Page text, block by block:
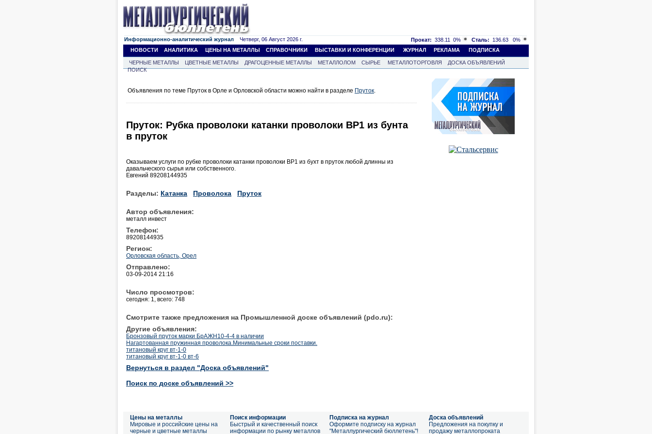
Информационно-аналитический журнал Четверг, 06 Август 2026 г. Прокат: 338.11 0% Сталь: 136.63
0%
НОВОСТИ
АНАЛИТИКА ЦЕНЫ НА МЕТАЛЛЫ СПРАВОЧНИКИ ВЫСТАВКИ И КОНФЕРЕНЦИИ ЖУРНАЛ РЕКЛАМА ПОДПИСКА
ЧЕРНЫЕ МЕТАЛЛЫ ЦВЕТНЫЕ МЕТАЛЛЫ ДРАГОЦЕННЫЕ МЕТАЛЛЫ МЕТАЛЛОЛОМ СЫРЬЕ МЕТАЛЛОТОРГОВЛЯ
ДОСКА ОБЪЯВЛЕНИЙ
ПОИСК
Объявления по теме Пруток в Орле и Орловской области можно найти в разделе Пруток.
Пруток: Рубка проволоки катанки проволоки ВР1 из бунта
в пруток
Оказываем услуги по рубке проволоки катанки проволоки ВР1 из бухт в пруток любой длинны из
давальческого сырья или собственного.
Евгений 89208144935
Разделы: Катанка Проволока Пруток
Автор объявления:
металл инвест
Телефон:
89208144935
Регион:
Орловская область, Орел
Отправлено:
03-09-2014 21:16
Число просмотров:
сегодня: 1, всего: 748
Смотрите также предложения на Промышленной доске объявлений (pdo.ru):
Другие объявления:
Бронзовый пруток марки БрАЖН10-4-4 в наличии
Нагартованная пружинная проволока.Минимальные сроки поставки.
титановый круг вт-1-0
титановый круг вт-1-0 вт-6
Вернуться в раздел "Доска объявлений"
Поиск по доске объявлений >>
Цены на металлы
Мировые и российские цены на
черные и цветные металлы
Поиск информации
Быстрый и качественный поиск
информации по рынку металлов
Подписка на журнал
Оформите подписку на журнал
"Металлургический бюллетень"!
Доска объявлений
Предложения на покупку и
продажу металлопроката